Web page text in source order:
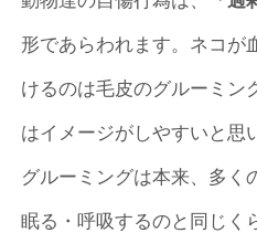
形であらわれます。ネコが
けるのは毛皮のグルーミン
はイメージがしやすいと思
グルーミングは本来、多く
眠る・呼吸するのと同じく